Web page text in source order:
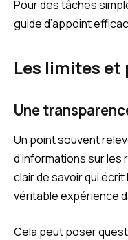
Pour des tâches
guide d’appoint
Les limites
Une
Un point souvent
d’informations sur les
clair de savoir qui
véritable expérience
Cela peut poser